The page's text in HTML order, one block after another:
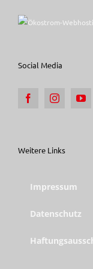
Social Media
Weitere Links
Impressum
Datenschutz